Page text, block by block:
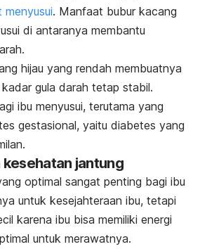
. Manfaat bubur kacang
di antaranya membantu
hijau yang rendah membuatnya
gula darah tetap stabil.
ibu menyusui, terutama yang
gestasional, yaitu diabetes yang
kesehatan jantung
optimal sangat penting bagi ibu
untuk kesejahteraan ibu, tetapi
karena ibu bisa memiliki energi
untuk merawatnya.